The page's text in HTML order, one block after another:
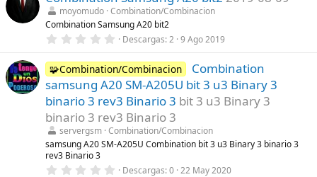
a
(
s
e
s
t
r
l
l
a
(
s
)
moyomudo Combination/Combinacion
Combination Samsung A20 bit2
0
0
0
e
s
t
r
e
l
l
a
s
Descargas 2 9 Ago 2019
🧩Combination/Combinacion
Combination
samsung A20 SM-A205U bit 3 u3 Binary 3
binario 3 rev3 Binario 3 bit 3 u3 Binary 3
binario 3 rev3 Binario 3
servergsm Combination/Combinacion
samsung A20 SM-A205U Combination bit 3 u3 Binary 3 binario 3
rev3 Binario 3
0 Descargas 0 22 May 2020